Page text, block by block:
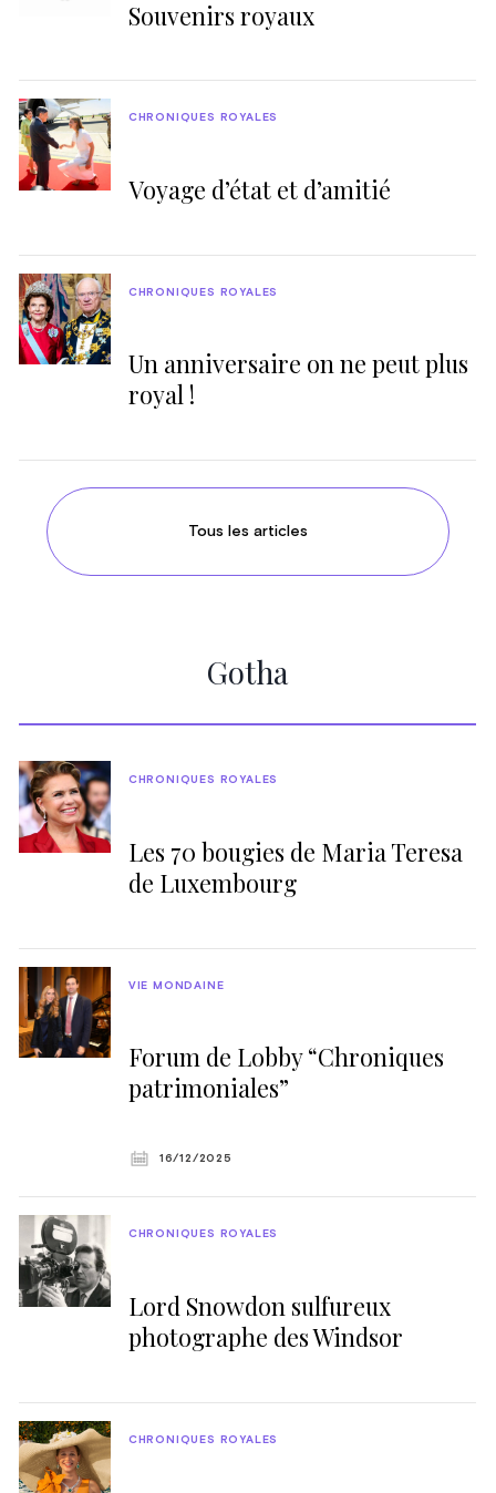
Souvenirs royaux
Voyage d’état et d’amitié
CHRONIQUES ROYALES
Un anniversaire on ne peut plus
royal !
CHRONIQUES ROYALES
Tous les articles
Gotha
Les 70 bougies de Maria Teresa
de Luxembourg
CHRONIQUES ROYALES
Forum de Lobby “Chroniques
patrimoniales”
VIE MONDAINE
16/12/2025
Lord Snowdon sulfureux
photographe des Windsor
CHRONIQUES ROYALES
CHRONIQUES ROYALES